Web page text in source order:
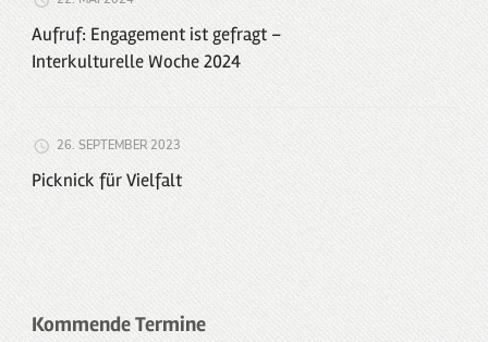
Aufruf: Engagement ist gefragt –
Interkulturelle Woche 2024
26. SEPTEMBER 2023
Picknick für Vielfalt
Kommende Termine